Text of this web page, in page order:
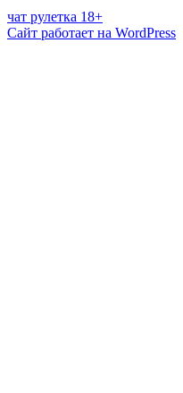
чат рулетка 18+
Сайт работает на WordPress